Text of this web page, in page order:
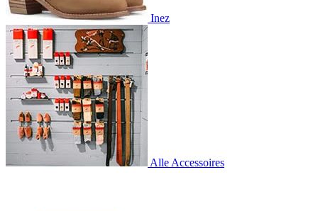
Inez
Alle Accessoires